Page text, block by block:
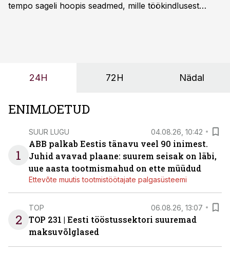
tempo sageli hoopis seadmed, mille töökindlusest
24H 72H Nädal
ENIMLOETUD
1
SUUR LUGU 04.08.26, 10:42
ABB palkab Eestis tänavu veel 90 inimest.
Juhid avavad plaane: suurem seisak on läbi,
uue aasta tootmismahud on ette müüdud
Ettevõte muutis tootmistöötajate palgasüsteemi
2
TOP 06.08.26, 13:07
TOP 231 | Eesti tööstussektori suuremad
maksuvõlglased